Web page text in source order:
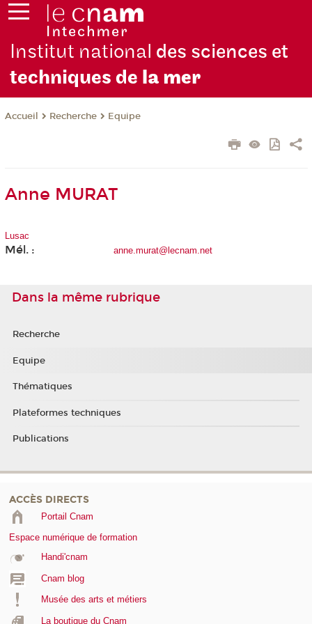
Institut national des sciences et
techniques de la mer
Accueil Recherche Equipe
Anne MURAT
Lusac
Mél. : anne.murat@lecnam.net
Dans la même rubrique
Recherche
Equipe
Thématiques
Plateformes techniques
Publications
ACCÈS DIRECTS
Portail Cnam
Espace numérique de formation
Handi'cnam
Cnam blog
Musée des arts et métiers
La boutique du Cnam